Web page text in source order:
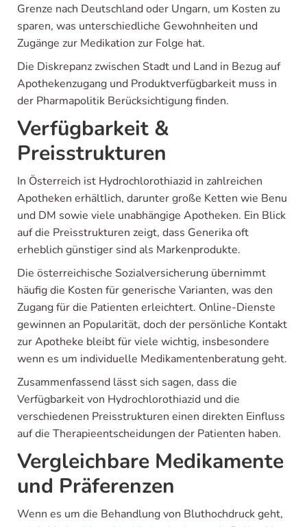
Grenze nach Deutschland oder Ungarn, um Kosten zu
sparen, was unterschiedliche Gewohnheiten und
Zugänge zur Medikation zur Folge hat.
Die Diskrepanz zwischen Stadt und Land in Bezug auf
Apothekenzugang und Produktverfügbarkeit muss in
der Pharmapolitik Berücksichtigung finden.
Verfügbarkeit &
Preisstrukturen
In Österreich ist Hydrochlorothiazid in zahlreichen
Apotheken erhältlich, darunter große Ketten wie Benu
und DM sowie viele unabhängige Apotheken. Ein Blick
auf die Preisstrukturen zeigt, dass Generika oft
erheblich günstiger sind als Markenprodukte.
Die österreichische Sozialversicherung übernimmt
häufig die Kosten für generische Varianten, was den
Zugang für die Patienten erleichtert. Online-Dienste
gewinnen an Popularität, doch der persönliche Kontakt
zur Apotheke bleibt für viele wichtig, insbesondere
wenn es um individuelle Medikamentenberatung geht.
Zusammenfassend lässt sich sagen, dass die
Verfügbarkeit von Hydrochlorothiazid und die
verschiedenen Preisstrukturen einen direkten Einfluss
auf die Therapieentscheidungen der Patienten haben.
Vergleichbare Medikamente
und Präferenzen
Wenn es um die Behandlung von Bluthochdruck geht,